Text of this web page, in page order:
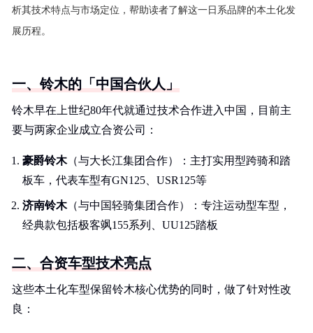
析其技术特点与市场定位，帮助读者了解这一日系品牌的本土化发
展历程。
一、铃木的「中国合伙人」
铃木早在上世纪80年代就通过技术合作进入中国，目前主
要与两家企业成立合资公司：
豪爵铃木（与大长江集团合作）：主打实用型跨骑和踏
板车，代表车型有GN125、USR125等
济南铃木（与中国轻骑集团合作）：专注运动型车型，
经典款包括极客飒155系列、UU125踏板
二、合资车型技术亮点
这些本土化车型保留铃木核心优势的同时，做了针对性改
良：